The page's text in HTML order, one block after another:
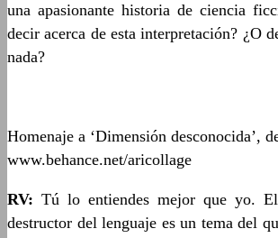
una apasionante historia de ciencia
decir acerca de esta interpretación? ¿O
nada?
Homenaje a ‘Dimensión desconocida’,
www.behance.net/aricollage
RV: Tú lo entiendes mejor que yo.
destructor del lenguaje es un tema del